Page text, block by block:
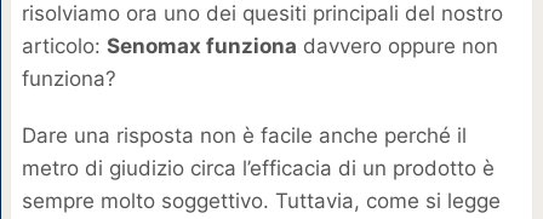
risolviamo ora uno dei quesiti principali del nostro
articolo: Senomax funziona davvero oppure non
funziona?
Dare una risposta non è facile anche perché il
metro di giudizio circa l’efficacia di un prodotto è
sempre molto soggettivo. Tuttavia, come si legge